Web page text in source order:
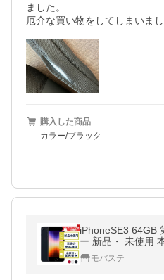
ました。
厄介な買い物をしてしまいまし
購入した商品
カラー/ブラック
iPhoneSE3 64GB 第3世代
ー 新品・ 未使用
モバステ